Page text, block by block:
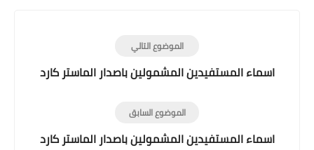
الموضوع التالي
اسماء المستفيدين المشمولين باصدار الماستر كارد
الموضوع السابق
اسماء المستفيدين المشمولين باصدار الماستر كارد